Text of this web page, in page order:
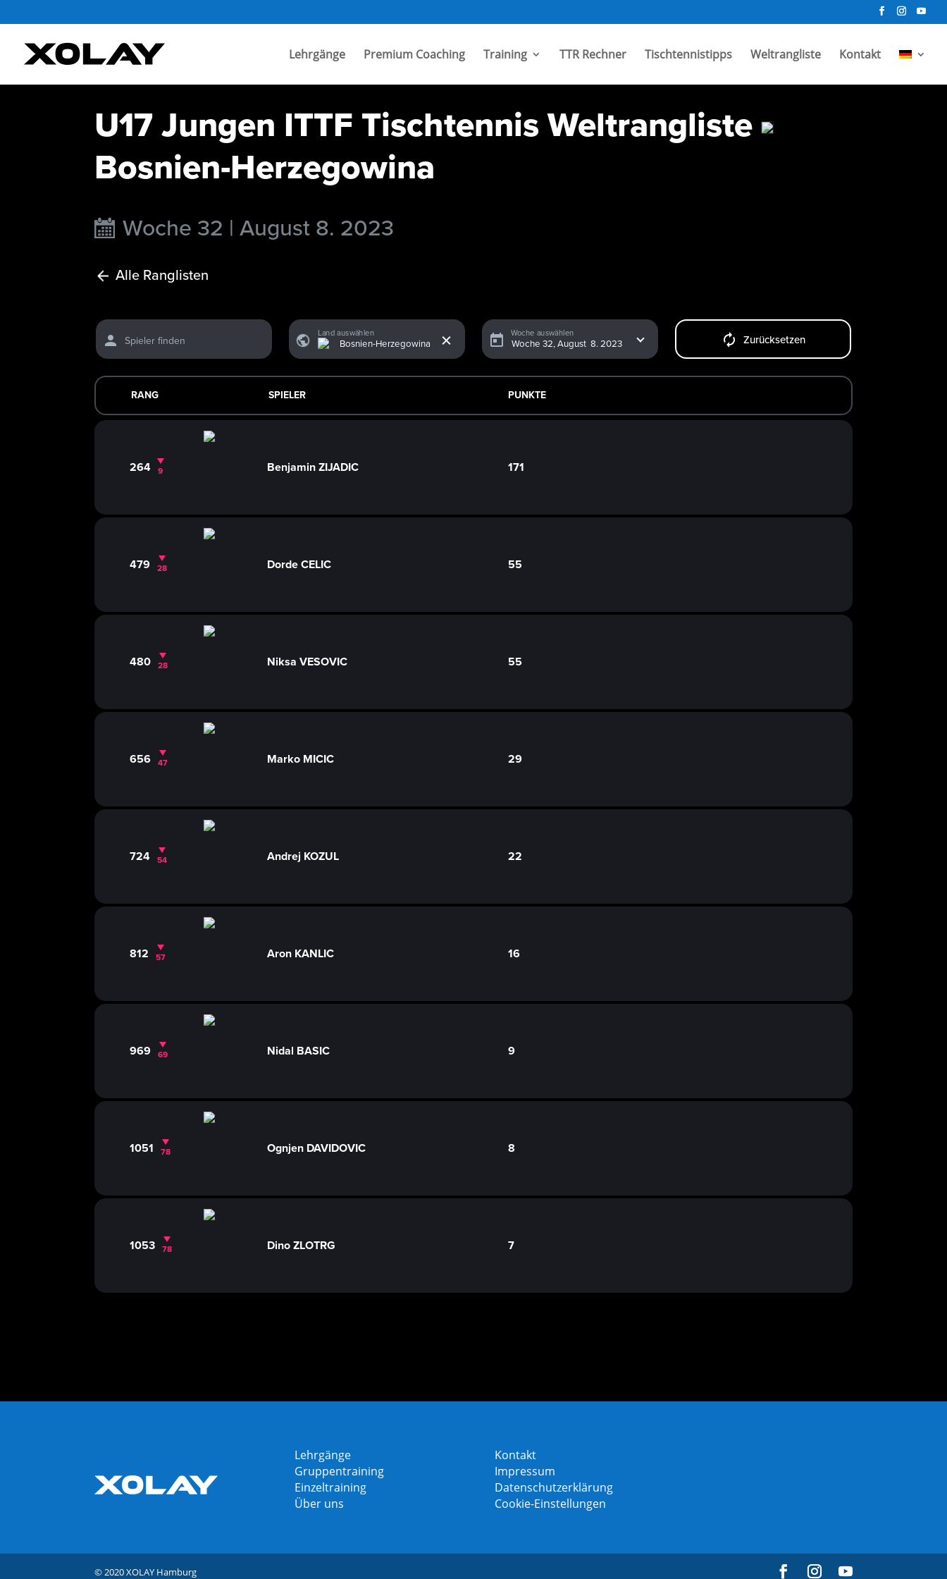
Lehrgänge Premium Coaching Training TTR Rechner Tischtennistipps Weltrangliste Kontakt
U17 Jungen ITTF Tischtennis Weltrangliste
Bosnien-Herzegowina
Woche 32 | August 8. 2023
Alle Ranglisten
Spieler finden
Land auswählen Woche auswählen
Zurücksetzen
RANG SPIELER PUNKTE
264 9 Benjamin ZIJADIC 171
479 28 Dorde CELIC 55
480 28 Niksa VESOVIC 55
656 47 Marko MICIC 29
724 54 Andrej KOZUL 22
812 57 Aron KANLIC 16
969 69 Nidal BASIC 9
1051 78 Ognjen DAVIDOVIC 8
1053 78 Dino ZLOTRG 7
Lehrgänge
Gruppentraining
Einzeltraining
Über uns
Kontakt
Impressum
Datenschutzerklärung
Cookie-Einstellungen
© 2020 XOLAY Hamburg